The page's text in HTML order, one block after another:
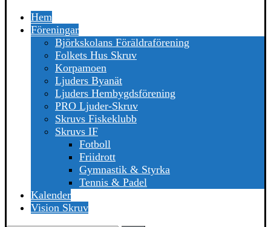
Hem
Föreningar
Björkskolans Föräldraförening
Folkets Hus Skruv
Korpamoen
Ljuders Byanät
Ljuders Hembygdsförening
PRO Ljuder-Skruv
Skruvs Fiskeklubb
Skruvs IF
Fotboll
Friidrott
Gymnastik & Styrka
Tennis & Padel
Kalender
Vision Skruv